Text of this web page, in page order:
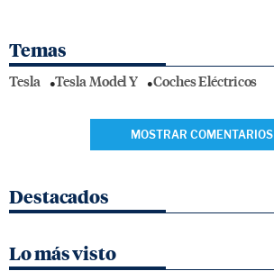
Temas
Tesla Tesla Model Y Coches Eléctricos
MOSTRAR COMENTARIOS
Destacados
Lo más visto